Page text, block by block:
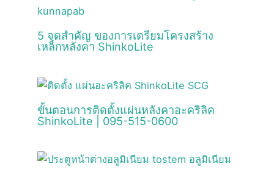
5 จุดสำคัญ ของการเตรียมโครงสร้าง
เหล็กหลังคา ShinkoLite
ขั้นตอนการติดตั้งแผ่นหลังคาอะคริลิค
ShinkoLite | 095-515-0600